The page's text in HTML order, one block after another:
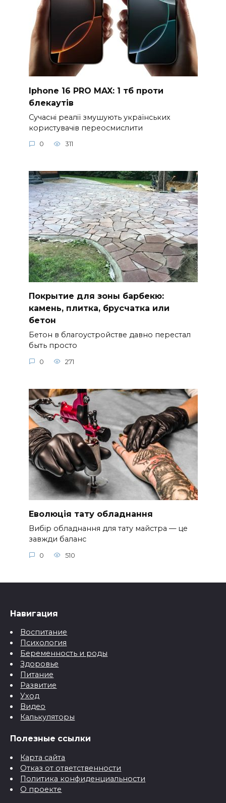
Iphone 16 PRO MAX: 1 тб проти
блекаутів
Сучасні реалії змушують українських
користувачів переосмислити
0 311
Покрытие для зоны барбекю:
камень, плитка, брусчатка или
бетон
Бетон в благоустройстве давно перестал
быть просто
0 271
Еволюція тату обладнання
Вибір обладнання для тату майстра — це
завжди баланс
0 510
Навигация
Воспитание
Психология
Беременность и роды
Здоровье
Питание
Развитие
Уход
Видео
Калькуляторы
Полезные ссылки
Карта сайта
Отказ от ответственности
Политика конфиденциальности
О проекте